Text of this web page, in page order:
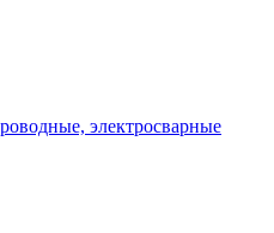
электросварные